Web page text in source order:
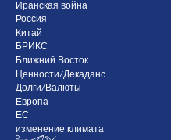
Иранская война
Россия
Китай
БРИКС
Ближний Восток
Ценности/Декаданс
Долги/Валюты
Европа
ЕС
изменение климата